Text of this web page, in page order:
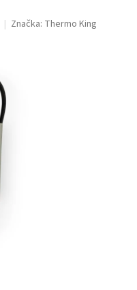
Značka: Thermo King